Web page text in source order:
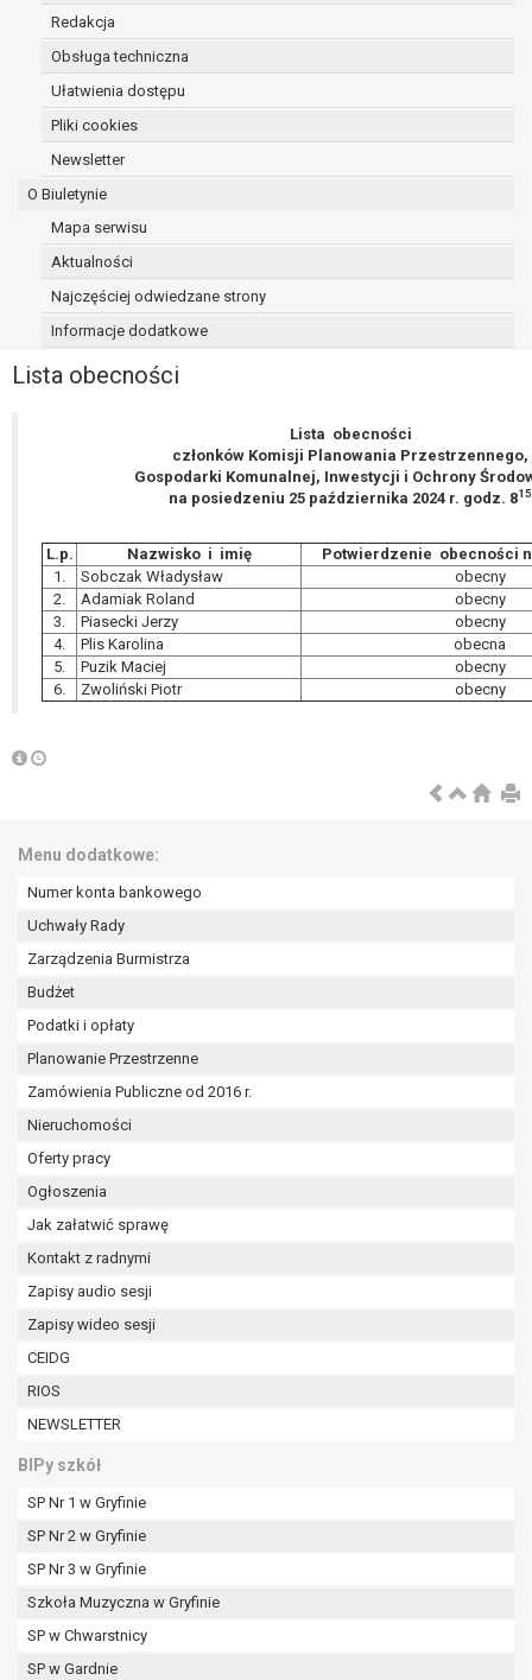
Redakcja
Obsługa techniczna
Ułatwienia dostępu
Pliki cookies
Newsletter
O Biuletynie
Mapa serwisu
Aktualności
Najczęściej odwiedzane strony
Informacje dodatkowe
Lista obecności
Lista obecności
członków Komisji Planowania Przestrzennego,
Gospodarki Komunalnej, Inwestycji i Ochrony
na posiedzeniu 25 października 2024 r. godz. 815
L.p. Nazwisko i imię
Potwierdzenie obecności
1.
Sobczak Władysław
obecny
2.
Adamiak Roland
obecny
3.
Piasecki Jerzy
obecny
4.
Plis Karolina
obecna
5.
Puzik Maciej
obecny
6.
Zwoliński Piotr obecny
Menu dodatkowe:
Numer konta bankowego
Uchwały Rady
Zarządzenia Burmistrza
Budżet
Podatki i opłaty
Planowanie Przestrzenne
Zamówienia Publiczne od 2016 r.
Nieruchomości
Oferty pracy
Ogłoszenia
Jak załatwić sprawę
Kontakt z radnymi
Zapisy audio sesji
Zapisy wideo sesji
CEIDG
RIOS
NEWSLETTER
BIPy szkół
SP Nr 1 w Gryfinie
SP Nr 2 w Gryfinie
SP Nr 3 w Gryfinie
Szkoła Muzyczna w Gryfinie
SP w Chwarstnicy
SP w Gardnie
Przysługuje Pani/Panu prawo wniesienia skargi do organu
nadzorczego na niezgodne z prawem przetwarzanie
danych osobowych przez administratora.
Organem właściwym do wniesienia skargi jest Prezes
Ochrony Danych Osobowych.
W zależności od sfery, w której przetwarzane są dane
podanie danych osobowych jest dobrowolne albo jest
ustawowym lub umownym.
podejmowaniu decyzji, w tym również profilowaniu.